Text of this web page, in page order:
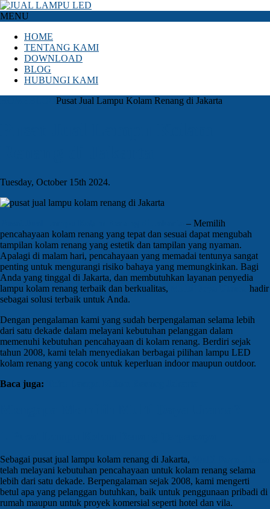
MENU
HOME
TENTANG KAMI
DOWNLOAD
BLOG
HUBUNGI KAMI
Pusat Jual Lampu Kolam Renang di Jakarta
Tuesday, October 15th 2024.
– Memilih
pencahayaan kolam renang yang tepat dan sesuai dapat mengubah
tampilan kolam renang yang estetik dan tampilan yang nyaman.
Apalagi di malam hari, pencahayaan yang memadai tentunya sangat
penting untuk mengurangi risiko bahaya yang memungkinkan. Bagi
Anda yang tinggal di Jakarta, dan membutuhkan layanan penyedia
lampu kolam renang terbaik dan berkualitas,
hadir
sebagai solusi terbaik untuk Anda.
Dengan pengalaman kami yang sudah berpengalaman selama lebih
dari satu dekade dalam melayani kebutuhan pelanggan dalam
memenuhi kebutuhan pencahayaan di kolam renang. Berdiri sejak
tahun 2008, kami telah menyediakan berbagai pilihan lampu LED
kolam renang yang cocok untuk keperluan indoor maupun outdoor.
Baca juga:
Sebagai pusat jual lampu kolam renang di Jakarta,
telah melayani kebutuhan pencahayaan untuk kolam renang selama
lebih dari satu dekade. Berpengalaman sejak 2008, kami mengerti
betul apa yang pelanggan butuhkan, baik untuk penggunaan pribadi di
rumah maupun untuk proyek komersial seperti hotel dan vila.